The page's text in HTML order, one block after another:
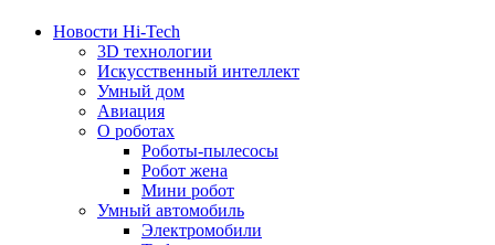
Новости Hi-Tech
3D технологии
Искусственный интеллект
Умный дом
Авиация
О роботах
Роботы-пылесосы
Робот жена
Мини робот
Умный автомобиль
Электромобили